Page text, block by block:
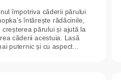
împotriva căderii părului
întărește rădăcinile,
creșterea părului și ajută la
căderii acestuia. Lasă
puternic și cu aspect...